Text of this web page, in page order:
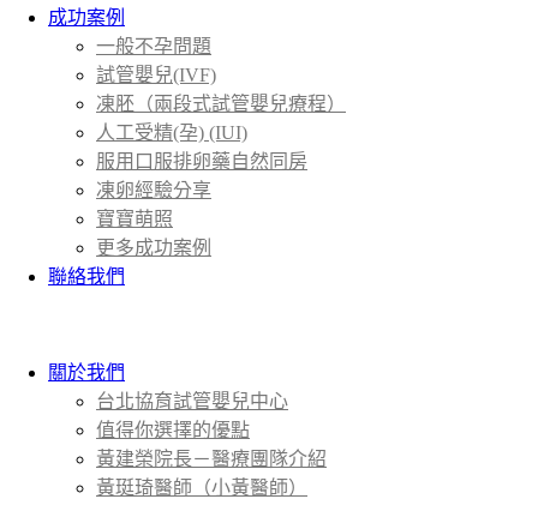
成功案例
一般不孕問題
試管嬰兒(IVF)
凍胚（兩段式試管嬰兒療程）
人工受精(孕) (IUI)
服用口服排卵藥自然同房
凍卵經驗分享
寶寶萌照
更多成功案例
聯絡我們
關於我們
台北協育試管嬰兒中心
值得你選擇的優點
黃建榮院長－醫療團隊介紹
黃珽琦醫師（小黃醫師）